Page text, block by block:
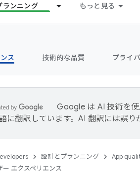
ランニング もっと見る
ス 技術的な品質 プライ
Google は AI 技術を
に翻訳しています。AI 翻訳には誤り
設計とプランニング
App
ー エクスペリエンス